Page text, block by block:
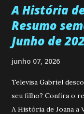
A História
Resumo
Junho de
junho 07, 2026
Televisa Gabriel
seu filho? Confira o
A História de Joana a